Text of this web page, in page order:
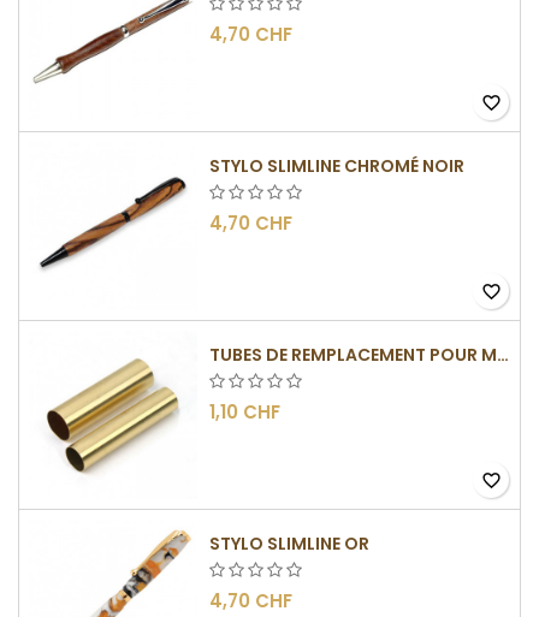
4,70 CHF
favorite_border
STYLO SLIMLINE CHROMÉ NOIR
4,70 CHF
favorite_border
TUBES DE REMPLACEMENT POUR MÉCANISME SLIMLINE
1,10 CHF
favorite_border
STYLO SLIMLINE OR
4,70 CHF